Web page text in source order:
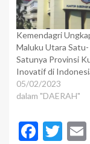
Kemendagri
Maluku Utara Satu-
Satunya Provinsi
Inovatif di
05/02/2023
dalam "DAERAH"